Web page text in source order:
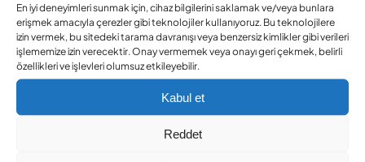
En iyi deneyimleri sunmak için, cihaz bilgilerini saklamak ve/veya bunlara
erişmek amacıyla çerezler gibi teknolojiler kullanıyoruz. Bu teknolojilere
izin vermek, bu sitedeki tarama davranışı veya benzersiz kimlikler gibi verileri
işlememize izin verecektir. Onay vermemek veya onayı geri çekmek, belirli
özellikleri ve işlevleri olumsuz etkileyebilir.
Kabul et
Reddet
E-posta adresiniz